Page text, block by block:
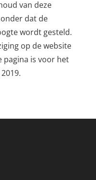
van deze
dat de
wordt gesteld.
op de website
pagina is voor het